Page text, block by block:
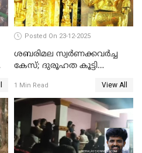
Posted On 23-12-2025
ശബരിമല സ്വര്‍ണക്കവര്‍ച്ച
കേസ്; ദുരൂഹത കൂട്ടി
1 Min Read View All